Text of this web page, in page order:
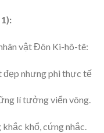
vật Đôn Ki-hô-tê:
nhưng phi thực tế
lí tưởng viển vông.
khắc khổ, cứng nhắc.